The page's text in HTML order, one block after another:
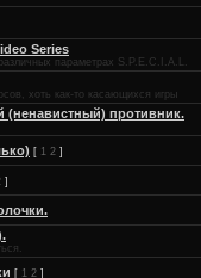
Series
параметрах S.P.E.C.I.A.L.
хоть как-то касающихся игры
противник.
[ 1 2 ]
]
[ 1 2 ]